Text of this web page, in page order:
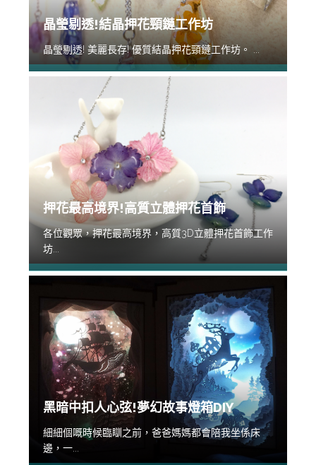
晶瑩剔透!結晶押花頸鏈工作坊
晶瑩剔透! 美麗長存! 優質結晶押花頸鏈工作坊。 ...
押花最高境界!高質立體押花首飾
各位觀眾，押花最高境界，高質3D立體押花首飾工作
坊...
黑暗中扣人心弦!夢幻故事燈箱DIY
細細個嘅時候臨瞓之前，爸爸媽媽都會陪我坐係床
邊，一...